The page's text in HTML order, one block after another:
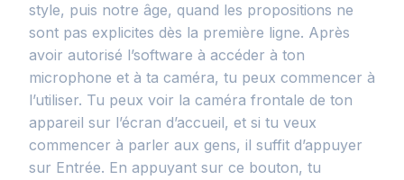
style, puis notre âge, quand les propositions ne
sont pas explicites dès la première ligne. Après
avoir autorisé l’software à accéder à ton
microphone et à ta caméra, tu peux commencer à
l’utiliser. Tu peux voir la caméra frontale de ton
appareil sur l’écran d’accueil, et si tu veux
commencer à parler aux gens, il suffit d’appuyer
sur Entrée. En appuyant sur ce bouton, tu